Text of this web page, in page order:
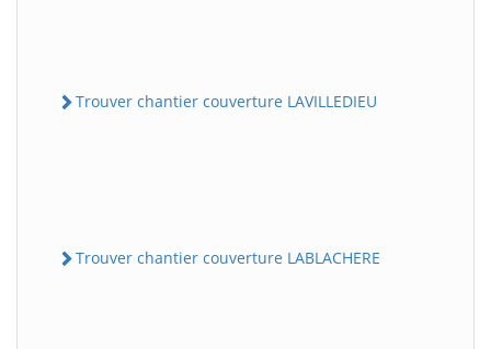
Trouver chantier couverture LAVILLEDIEU
Trouver chantier couverture LABLACHERE